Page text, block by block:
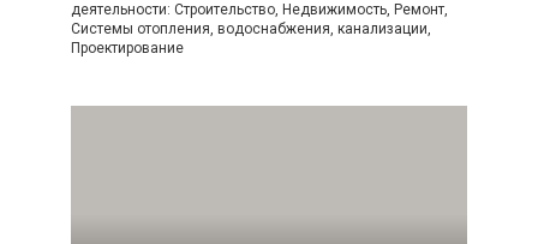
деятельности: Строительство, Недвижимость, Ремонт,
Системы отопления, водоснабжения, канализации,
Проектирование